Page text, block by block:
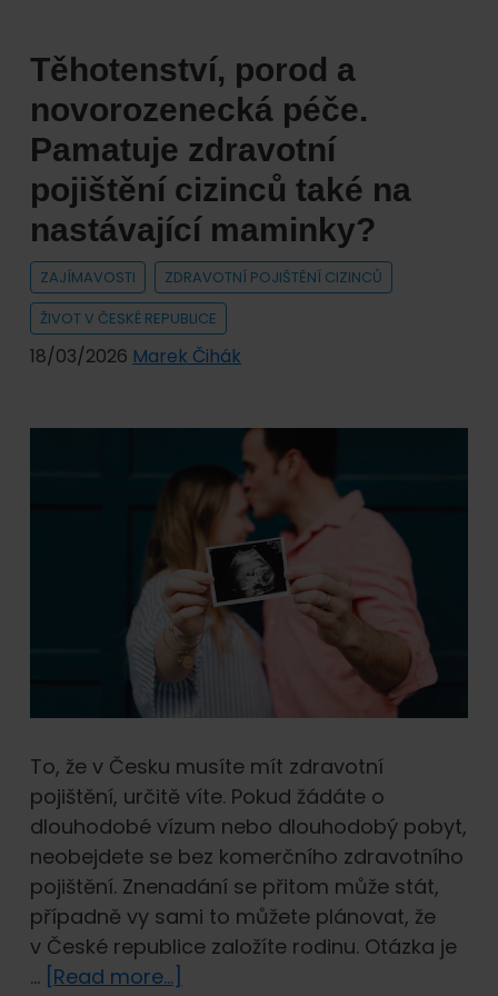
Jaké
výhody
přináší
telemedicína?
Těhotenství, porod a
novorozenecká péče.
Pamatuje zdravotní
pojištění cizinců také na
nastávající maminky?
ZAJÍMAVOSTI
ZDRAVOTNÍ POJIŠTĚNÍ CIZINCŮ
ŽIVOT V ČESKÉ REPUBLICE
18/03/2026 Marek Čihák
To, že v Česku musíte mít zdravotní
pojištění, určitě víte. Pokud žádáte o
dlouhodobé vízum nebo dlouhodobý pobyt,
neobejdete se bez komerčního zdravotního
pojištění. Znenadání se přitom může stát,
případně vy sami to můžete plánovat, že
v České republice založíte rodinu. Otázka je
… [Read more...]